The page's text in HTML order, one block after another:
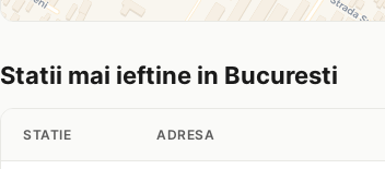
Statii mai ieftine in Bucuresti
STATIE ADRESA